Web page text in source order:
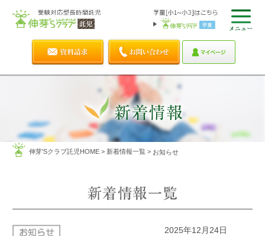
伸芽'Sクラブ託児HOME> 新着情報一覧> お知らせ
2025年12月24日